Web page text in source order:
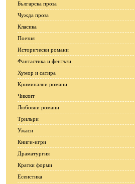
Българска проза
Чужда проза
Класика
Поезия
Исторически романи
Фантастика и фентъзи
Хумор и сатира
Криминални романи
Чиклит
Любовни романи
Трилъри
Ужаси
Книги-игри
Драматургия
Кратки форми
Есеистика